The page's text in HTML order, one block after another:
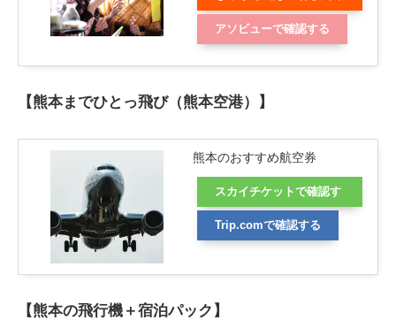
認する
アソビューで確認する
【熊本までひとっ飛び（熊本空港）】
熊本のおすすめ航空券
スカイチケットで確認す
る
Trip.comで確認する
【熊本の飛行機＋宿泊パック】